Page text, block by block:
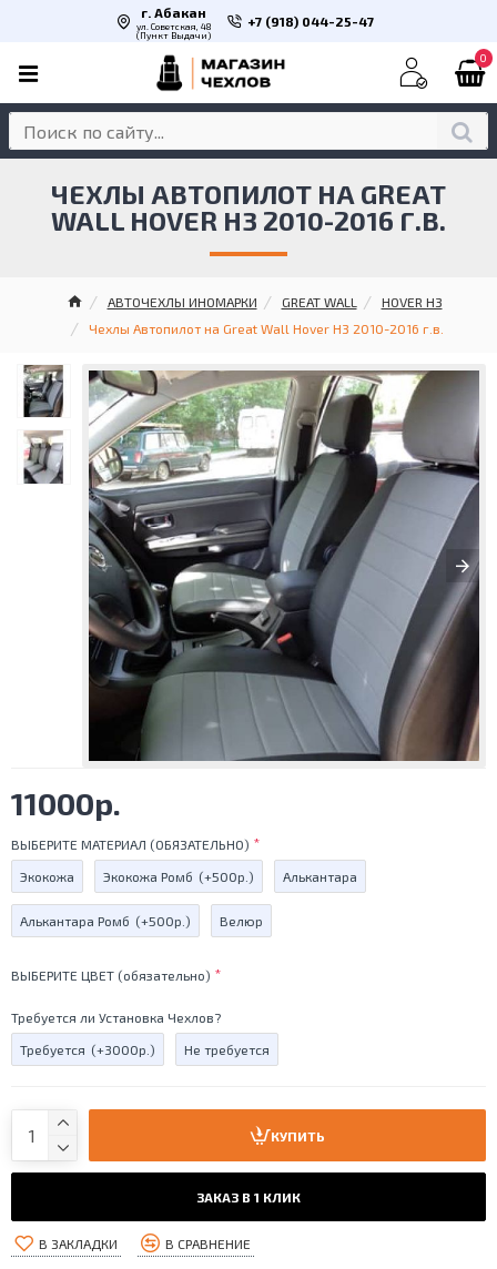
г. Абакан
ул. Советская, 48
(Пункт Выдачи)
+7 (918) 044-25-47
0
АВТОЧЕХЛЫ ИНОМАРКИ GREAT WALL
HOVER H3
Чехлы Автопилот на Great Wall Hover H3 2010-2016 г.в.
ЧЕХЛЫ АВТОПИЛОТ НА GREAT
WALL HOVER H3 2010-2016 Г.В.
11000р.
ВЫБЕРИТЕ МАТЕРИАЛ (ОБЯЗАТЕЛЬНО)
Экокожа Экокожа Ромб (+500р.) Алькантара
Алькантара Ромб (+500р.) Велюр
ВЫБЕРИТЕ ЦВЕТ (обязательно)
Требуется ли Установка Чехлов?
Требуется (+3000р.) Не требуется
КУПИТЬ
ЗАКАЗ В 1 КЛИК
В ЗАКЛАДКИ В СРАВНЕНИЕ